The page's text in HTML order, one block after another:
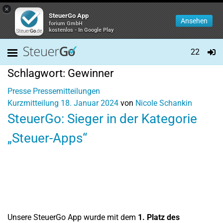
×
SteuerGo App
forium GmbH
kostenlos - In Google Play
Ansehen
22
Schlagwort: Gewinner
Presse Pressemitteilungen
Kurzmitteilung 18. Januar 2024 von Nicole Schankin
SteuerGo: Sieger in der Kategorie
„Steuer-Apps“
Unsere SteuerGo App wurde mit dem 1. Platz des